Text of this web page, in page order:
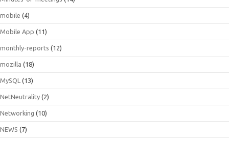
mobile (4)
Mobile App (11)
monthly-reports (12)
mozilla (18)
MySQL (13)
NetNeutrality (2)
Networking (10)
NEWS (7)